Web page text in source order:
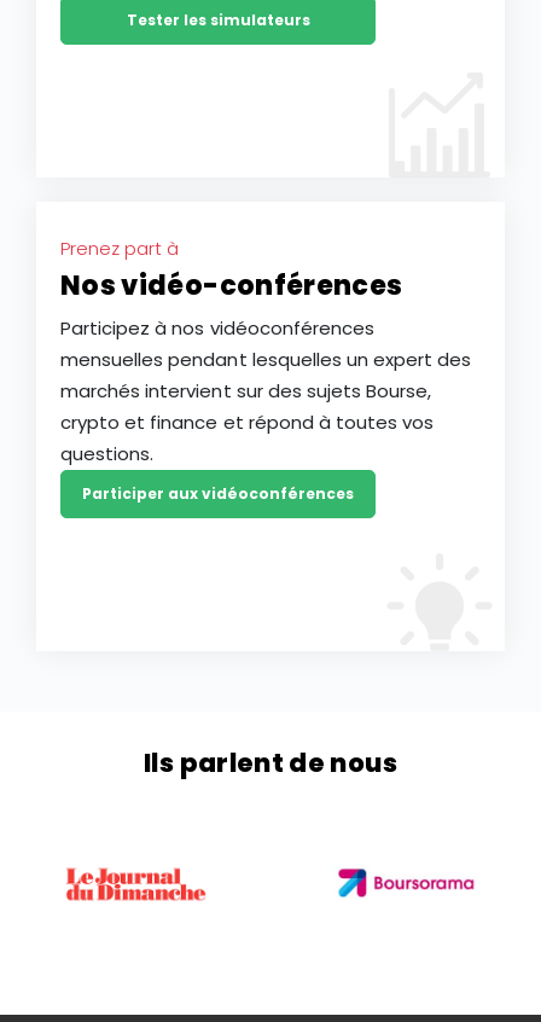
Tester les simulateurs
Prenez part à
Nos vidéo-conférences
Participez à nos vidéoconférences
mensuelles pendant lesquelles un expert des
marchés intervient sur des sujets Bourse,
crypto et finance et répond à toutes vos
questions.
Participer aux vidéoconférences
Ils parlent de nous